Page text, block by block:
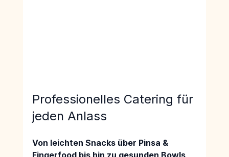
Professionelles Catering für
jeden Anlass
Von leichten Snacks über Pinsa &